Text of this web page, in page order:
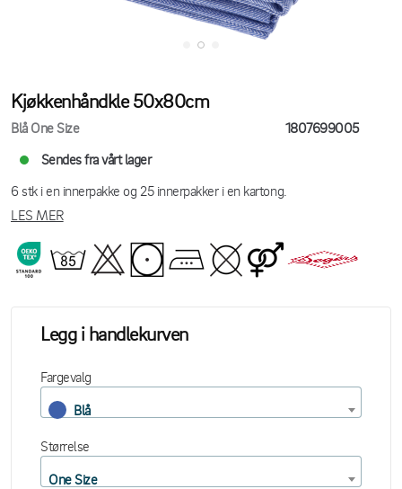
Kjøkkenhåndkle 50x80cm
Blå One Size
1807699005
Sendes fra vårt lager
6 stk i en innerpakke og 25 innerpakker i en kartong.
LES MER
Legg i handlekurven
Fargevalg
Blå
Størrelse
One Size